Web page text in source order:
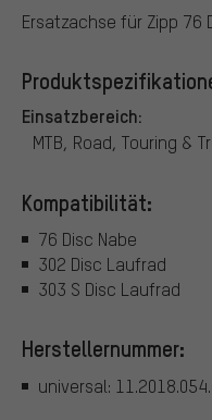
Ersatzachse für Zipp 76
Einsatzbereich:
MTB, Road, Touring &
Kompatibilität:
76 Disc Nabe
302 Disc Laufrad
303 S Disc Laufrad
Herstellernummer:
universal: